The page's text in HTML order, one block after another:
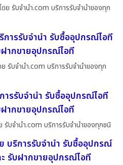
ย รับจํานํา.com บริการรับจำนำของทุก
การรับจำนำ รับซื้ออุปกรณ์ไอที
ากขายอุปกรณ์ไอที
รับจํานํา.com บริการรับจำนำของทุก
รรับจำนำ รับซื้ออุปกรณ์ไอที
ากขายอุปกรณ์ไอที
รับจํานํา.com บริการรับจำนำของทุกชนิ
บริการรับจำนำ รับซื้ออุปกรณ์
รับฝากขายอุปกรณ์ไอที